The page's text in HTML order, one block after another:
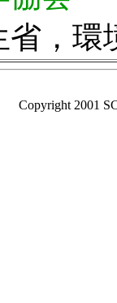
，環
Copyright 2001